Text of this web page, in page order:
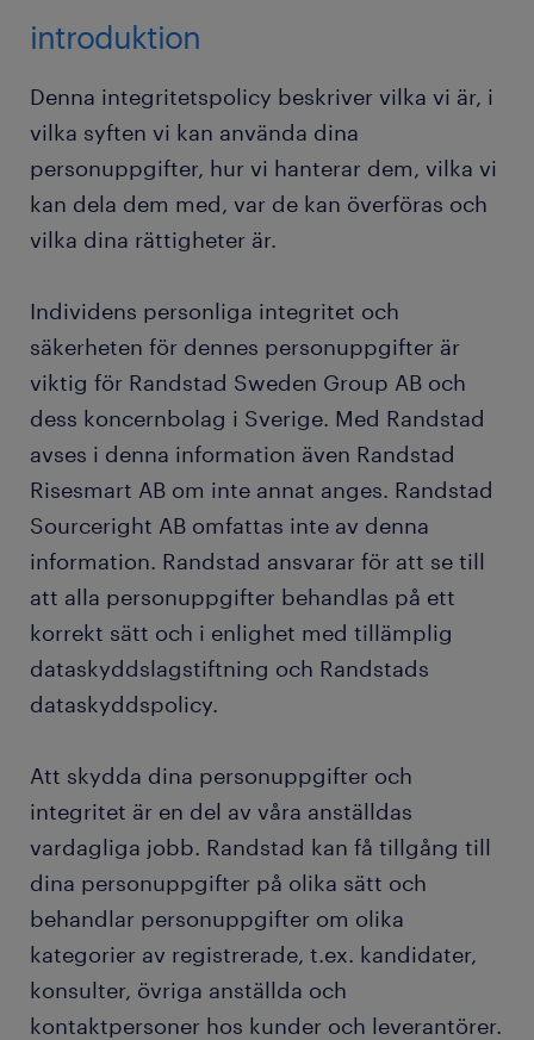
talang
anställd
kund eller leverantör
kund och leverantör broker solution
HR-teknik
vem vi delar med oss av dina personuppgifter till
hur vi ger säkerhet och skyddar dina
personuppgifter
dina rättigheter
ändringar i vår dataskyddspolicy
introduktion
Denna integritetspolicy beskriver vilka vi är, i
vilka syften vi kan använda dina
personuppgifter, hur vi hanterar dem, vilka vi
kan dela dem med, var de kan överföras och
vilka dina rättigheter är.
Individens personliga integritet och
säkerheten för dennes personuppgifter är
viktig för Randstad Sweden Group AB och
dess koncernbolag i Sverige. Med Randstad
avses i denna information även Randstad
Risesmart AB om inte annat anges. Randstad
Sourceright AB omfattas inte av denna
information. Randstad ansvarar för att se till
att alla personuppgifter behandlas på ett
korrekt sätt och i enlighet med tillämplig
dataskyddslagstiftning och Randstads
dataskyddspolicy.
Att skydda dina personuppgifter och
integritet är en del av våra anställdas
vardagliga jobb. Randstad kan få tillgång till
dina personuppgifter på olika sätt och
behandlar personuppgifter om olika
kategorier av registrerade, t.ex. kandidater,
konsulter, övriga anställda och
kontaktpersoner hos kunder och leverantörer.